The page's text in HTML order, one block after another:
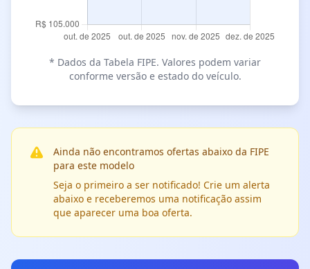
* Dados da Tabela FIPE. Valores podem variar
conforme versão e estado do veículo.
Ainda não encontramos ofertas abaixo da FIPE
para este modelo
Seja o primeiro a ser notificado! Crie um alerta
abaixo e receberemos uma notificação assim
que aparecer uma boa oferta.